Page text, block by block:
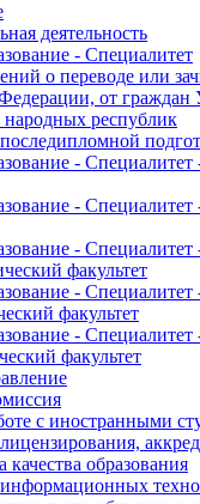
деятельность
- Специалитет
о переводе или
от
республик
-
- Специалитет
- Специалитет
факультет
-
факультет
- Специалитет
факультет
с иностранными
образования